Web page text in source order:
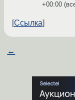
+00:00
Ссылка
←